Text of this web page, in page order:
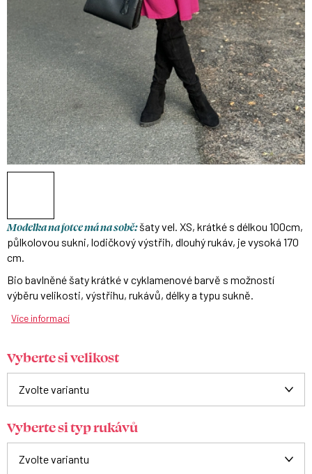
Modelka na fotce má na sobě:šaty vel. XS, krátké s délkou 100cm,
půlkolovou sukni, lodičkový výstřih, dlouhý rukáv, je vysoká 170
cm.
Bio bavlněné šaty krátké v cyklamenové barvě s možností
výběru velikosti, výstřihu, rukávů, délky a typu sukně.
Více informací
Vyberte si velikost
Vyberte si typ rukávů